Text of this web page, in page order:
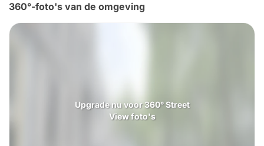
360°-foto's van de omgeving
Upgrade nu voor 360° Street
View foto's